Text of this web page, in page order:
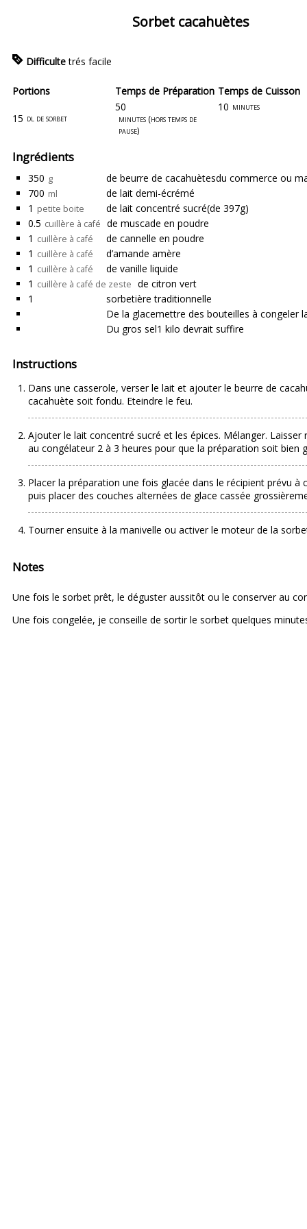
Sorbet cacahuètes
Difficulte trés facile
Portions Temps de Préparation
15 dl de sorbet
50
minutes (hors temps de
pause)
Temps de Cuisson
10 minutes
Ingrédients
350 g de beurre de cacahuètesdu commerce ou
700 ml
de lait demi-écrémé
1 petite boite de lait concentré sucré(de 397g)
0.5 cuillère à café de muscade en poudre
1 cuillère à café
de cannelle en poudre
1 cuillère à café
d’amande amère
1 cuillère à café
de vanille liquide
1 cuillère à café de zeste de citron vert
1
sorbetière traditionnelle
De la glacemettre des bouteilles à congeler
Du gros sel1 kilo devrait suffire
Instructions
Dans une casserole, verser le lait et ajouter le beurre de
cacahuète soit fondu. Eteindre le feu.
Ajouter le lait concentré sucré et les épices. Mélanger.
au congélateur 2 à 3 heures pour que la préparation soit bien
Placer la préparation une fois glacée dans le récipient prévu
puis placer des couches alternées de glace cassée
Tourner ensuite à la manivelle ou activer le moteur de la
Notes
Une fois le sorbet prêt, le déguster aussitôt ou le conserver au
Une fois congelée, je conseille de sortir le sorbet quelques